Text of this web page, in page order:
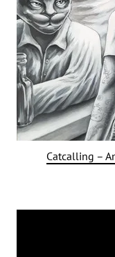
Catcalling –